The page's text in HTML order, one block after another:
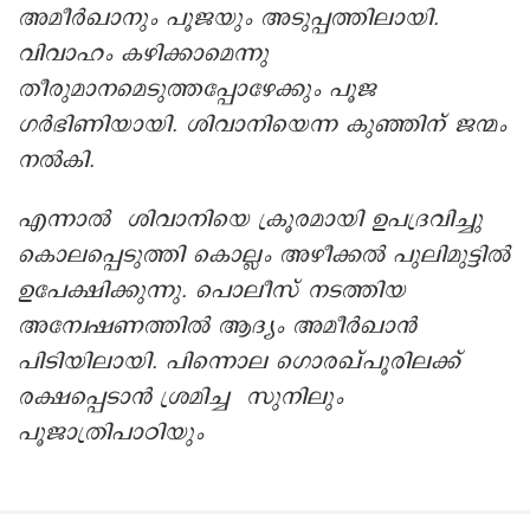
അമീർഖാനും പൂജയും അടുപ്പത്തിലായി.
വിവാഹം കഴിക്കാമെന്നു
തീരുമാനമെടുത്തപ്പോഴേക്കും പൂജ
ഗർഭിണിയായി. ശിവാനിയെന്ന കുഞ്ഞിന് ജന്മം
നൽകി.
എന്നാൽ ശിവാനിയെ ക്രൂരമായി ഉപദ്രവിച്ചു
കൊലപ്പെടുത്തി കൊല്ലം അഴീക്കൽ പുലിമുട്ടിൽ
ഉപേക്ഷിക്കുന്നു. പൊലീസ് നടത്തിയ
അന്വേഷണത്തിൽ ആദ്യം അമീർഖാൻ
പിടിയിലായി. പിന്നാെല ഗൊരഖ്പൂരിലക്ക്
രക്ഷപ്പെടാൻ ശ്രമിച്ച സുനിലും
പൂജാത്രിപാഠിയും